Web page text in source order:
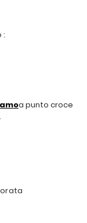
:
a punto croce